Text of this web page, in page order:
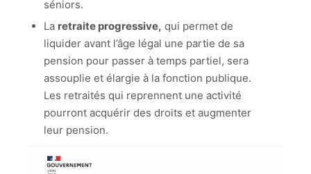
séniors.
La retraite progressive, qui permet de
liquider avant l’âge légal une partie de sa
pension pour passer à temps partiel, sera
assouplie et élargie à la fonction publique.
Les retraités qui reprennent une activité
pourront acquérir des droits et augmenter
leur pension.